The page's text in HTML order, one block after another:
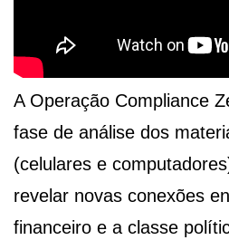
A Operação Compliance
fase de análise dos
(celulares e
revelar novas conexões
financeiro e a classe